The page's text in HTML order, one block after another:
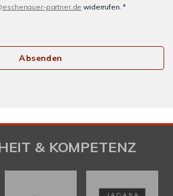
partner.de widerrufen. *
Absenden
& KOMPETENZ